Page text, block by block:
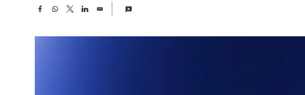
F
e
W
t
T
w
t
L
k
E
i